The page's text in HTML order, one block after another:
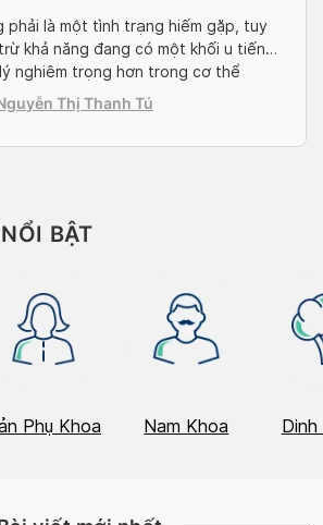
phải là một tình trạng hiếm gặp, tuy
khả năng đang có một khối u tiến
nghiêm trọng hơn trong cơ thể
như viêm vú. Hãy cùng Docosan
bạn cần để ý khi tắc tia […]
Thị Thanh Tú
BẬT
Phụ Khoa Nam Khoa Dinh